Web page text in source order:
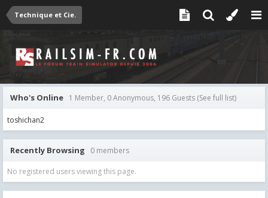
Technique et Cie.
Who's Online 1 Member, 0 Anonymous, 196 Guests (See full list)
toshichan2
Recently Browsing 0 members
No registered users viewing this page.